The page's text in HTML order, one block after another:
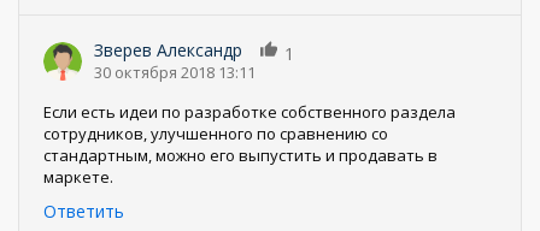
Зверев Александр
30 октября 2018 13:11
1
Если есть идеи по разработке собственного раздела
сотрудников, улучшенного по сравнению со
стандартным, можно его выпустить и продавать в
маркете.
Ответить